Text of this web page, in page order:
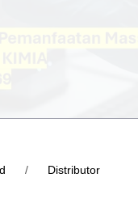
/
Distributor